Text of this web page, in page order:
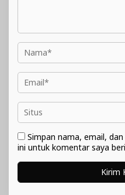
Simpan nama, email,
ini untuk komentar saya